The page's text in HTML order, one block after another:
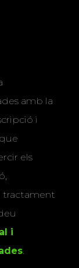
amb la
i
els
tractament
i